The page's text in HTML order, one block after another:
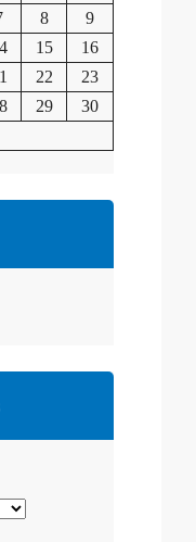
8
9
15
16
22
23
29
30